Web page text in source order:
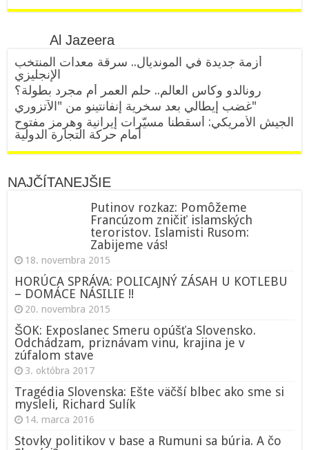
Al Jazeera
أزمة جديدة في المونديال.. سرقة معدات المنتخب
الإنجليزي
رونالدو وكأس العالم.. حلم العمر أم مجرد بطولة؟
غضب إيطالي بعد سخرية إنفانتينو من "الآتزوري"
الجيش الأمريكي: أسقطنا مسيّرات إيرانية وهرمز مفتوح
أمام حركة التجارة الدولية
NAJČÍTANEJŠIE
Putinov rozkaz: Pomôžeme
Francúzom zničiť islamských
teroristov. Islamisti Rusom:
Zabijeme vás!
18. novembra 2015
HORÚCA SPRÁVA: POLICAJNÝ ZÁSAH U KOTLEBU
– DOMÁCE NÁSILIE !!
20. novembra 2015
ŠOK: Exposlanec Smeru opúšťa Slovensko.
Odchádzam, priznávam vinu, krajina je v
zúfalom stave
3. októbra 2017
Tragédia Slovenska: Ešte väčší blbec ako sme si
mysleli, Richard Sulík
14. marca 2016
Stovky politikov v base a Rumuni sa búria. A čo